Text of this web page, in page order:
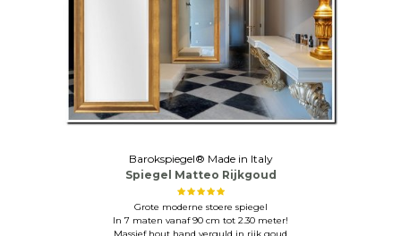
Barokspiegel® Made in Italy
Spiegel Matteo Rijkgoud
Grote moderne stoere spiegel
In 7 maten vanaf 90 cm tot 2.30 meter!
Massief hout hand verguld in rijk goud